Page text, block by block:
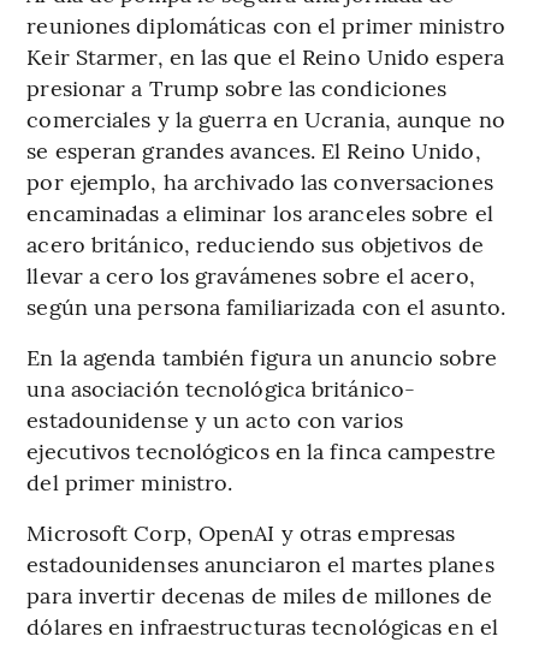
reuniones diplomáticas con el primer ministro
Keir Starmer, en las que el Reino Unido espera
presionar a Trump sobre las condiciones
comerciales y la guerra en Ucrania, aunque no
se esperan grandes avances. El Reino Unido,
por ejemplo, ha archivado las conversaciones
encaminadas a eliminar los aranceles sobre el
acero británico, reduciendo sus objetivos de
llevar a cero los gravámenes sobre el acero,
según una persona familiarizada con el asunto.
En la agenda también figura un anuncio sobre
una asociación tecnológica británico-
estadounidense y un acto con varios
ejecutivos tecnológicos en la finca campestre
del primer ministro.
Microsoft Corp, OpenAI y otras empresas
estadounidenses anunciaron el martes planes
para invertir decenas de miles de millones de
dólares en infraestructuras tecnológicas en el